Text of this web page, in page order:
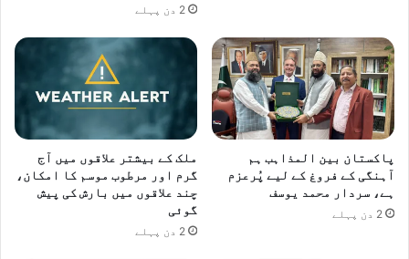
2 دن پہلے
پاکستان بین المذاہب ہم
آہنگی کے فروغ کے لیے پُرعزم
ہے، سردار محمد یوسف
2 دن پہلے
ملک کے بیشتر علاقوں میں آج
گرم اور مرطوب موسم کا امکان،
چند علاقوں میں بارش کی پیش
گوئی
2 دن پہلے